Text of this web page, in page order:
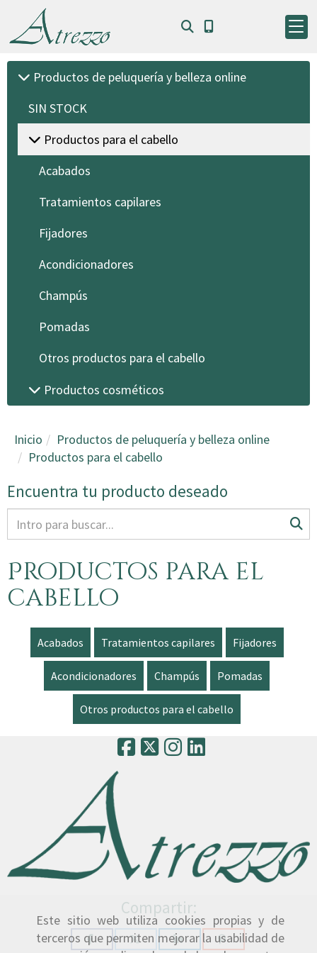
Este sitio web utiliza cookies propias y de
terceros que permiten mejorar la usabilidad de
Productos de peluquería y belleza online
SIN STOCK
Productos para el cabello
Acabados
Tratamientos capilares
Fijadores
Acondicionadores
Champús
Pomadas
Otros productos para el cabello
Productos cosméticos
Inicio
Productos de peluquería y belleza online
Productos para el cabello
Encuentra tu producto deseado
Productos para el
cabello
Acabados Tratamientos capilares Fijadores
Acondicionadores Champús Pomadas
Otros productos para el cabello
Compartir: